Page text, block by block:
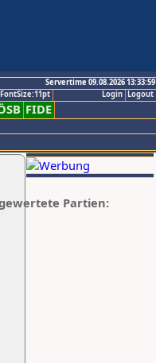
Servertime 09.08.2026 13:33:59
Logout
Login
FontSize:11pt
FIDE
gewertete Partien: